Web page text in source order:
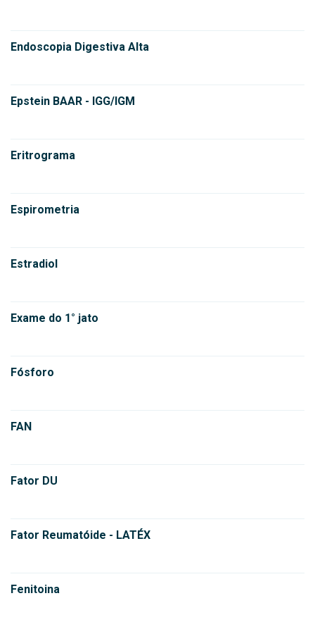
Endoscopia Digestiva Alta
Epstein BAAR - IGG/IGM
Eritrograma
Espirometria
Estradiol
Exame do 1° jato
Fósforo
FAN
Fator DU
Fator Reumatóide - LATÉX
Fenitoina